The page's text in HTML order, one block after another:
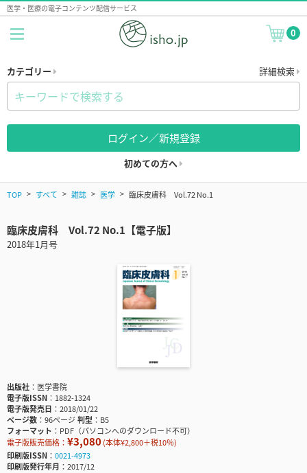
医学・医療の電子コンテンツ配信サービス
0
カテゴリー 詳細検索
ログイン／新規登録
初めての方へ
TOP すべて 雑誌 医学 臨床皮膚科 Vol.72 No.1
臨床皮膚科 Vol.72 No.1【電子版】
2018年1月号
出版社
医学書院
電子版ISSN
1882-1324
電子版発売日
2018/01/22
ページ数
96ページ判型
B5
フォーマット
PDF（パソコンへのダウンロード不可）
電子版販売価格： ¥3,080(本体¥2,800＋税10％)
印刷版ISSN
0021-4973
印刷版発行年月
2017/12